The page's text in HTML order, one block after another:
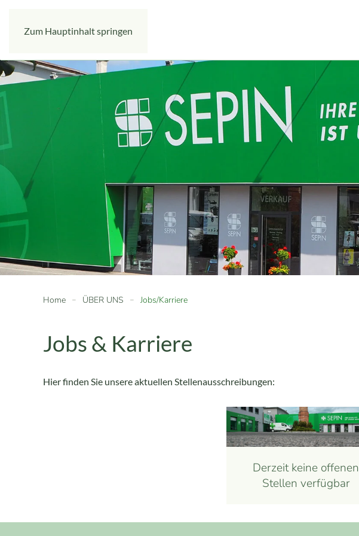
Zum Hauptinhalt springen
Home ÜBER UNS Jobs/Karriere
Jobs & Karriere
Hier finden Sie unsere aktuellen Stellenausschreibungen:
Derzeit keine offenen
Stellen verfügbar